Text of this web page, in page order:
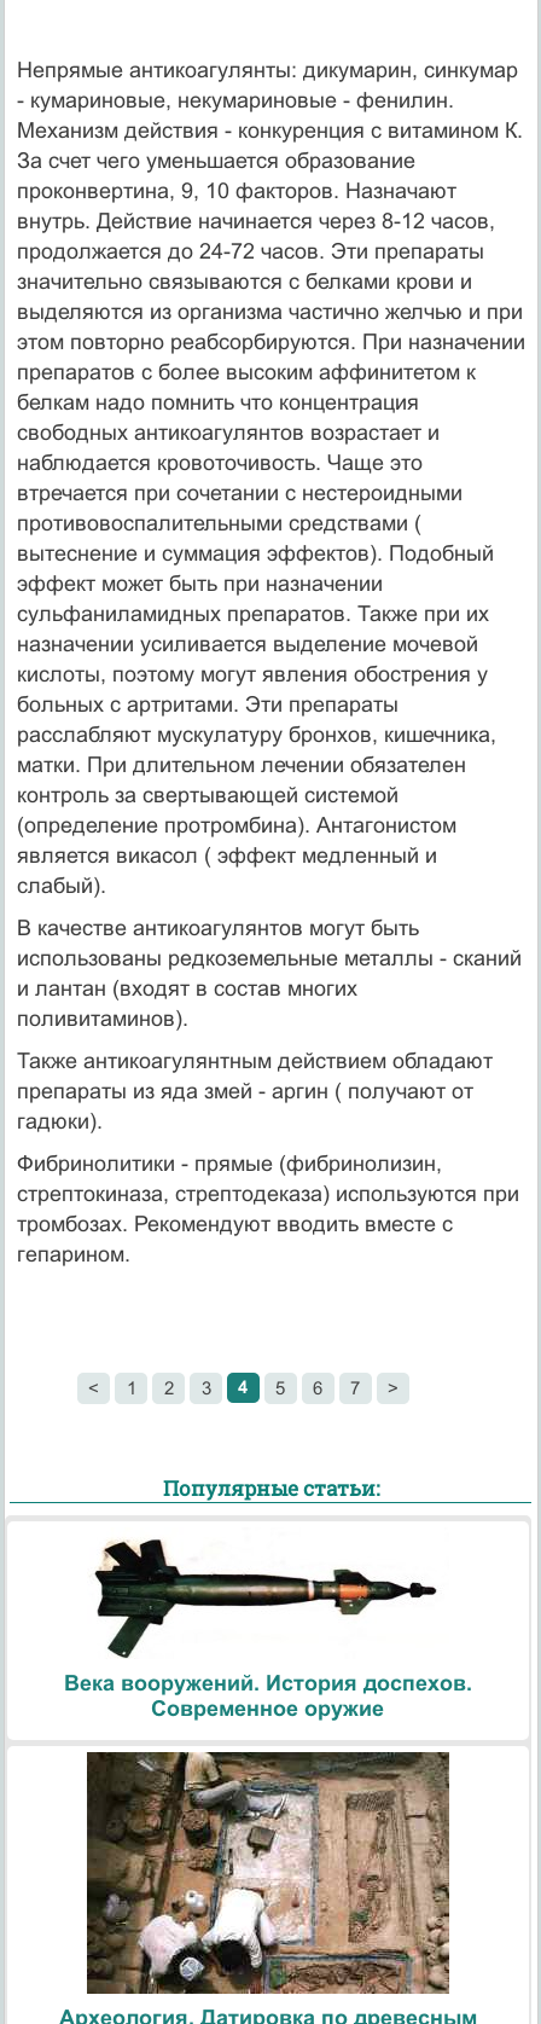
Непрямые антикоагулянты: дикумарин, синкумар
- кумариновые, некумариновые - фенилин.
Механизм действия - конкуренция с витамином К.
За счет чего уменьшается образование
проконвертина, 9, 10 факторов. Назначают
внутрь. Действие начинается через 8-12 часов,
продолжается до 24-72 часов. Эти препараты
значительно связываются с белками крови и
выделяются из организма частично желчью и при
этом повторно реабсорбируются. При назначении
препаратов с более высоким аффинитетом к
белкам надо помнить что концентрация
свободных антикоагулянтов возрастает и
наблюдается кровоточивость. Чаще это
втречается при сочетании с нестероидными
противовоспалительными средствами (
вытеснение и суммация эффектов). Подобный
эффект может быть при назначении
сульфаниламидных препаратов. Также при их
назначении усиливается выделение мочевой
кислоты, поэтому могут явления обострения у
больных с артритами. Эти препараты
расслабляют мускулатуру бронхов, кишечника,
матки. При длительном лечении обязателен
контроль за свертывающей системой
(определение протромбина). Антагонистом
является викасол ( эффект медленный и
слабый).
В качестве антикоагулянтов могут быть
использованы редкоземельные металлы - сканий
и лантан (входят в состав многих
поливитаминов).
Также антикоагулянтным действием обладают
препараты из яда змей - аргин ( получают от
гадюки).
Фибринолитики - прямые (фибринолизин,
стрептокиназа, стрептодеказа) используются при
тромбозах. Рекомендуют вводить вместе с
гепарином.
< 1 2 3 4 5 6 7 >
Популярные статьи:
Века вооружений. История доспехов.
Современное оружие
Археология. Датировка по древесным